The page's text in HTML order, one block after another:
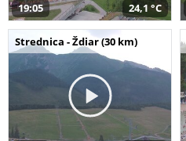
19:05 24,1 °C
Strednica - Ždiar (30 km)